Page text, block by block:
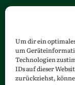
Um dir ein
um
Technologien
IDs auf dieser
zurückziehst,
Bund